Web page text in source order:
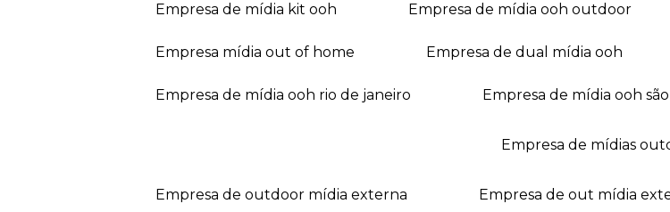
empresa de mídia kit ooh empresa de mídia ooh outdoor
empresa mídia out of home empresa de dual mídia ooh
empresa de mídia ooh rio de janeiro empresa de mídia ooh
empresa de mídias
empresa de outdoor mídia externa empresa de out mídia